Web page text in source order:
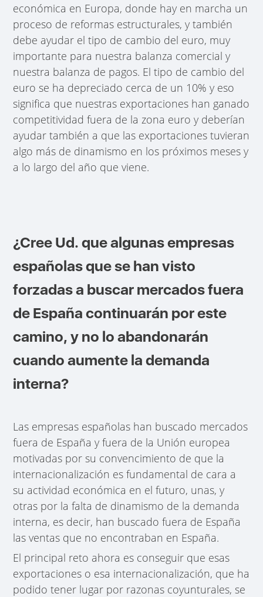
económica en Europa, donde hay en marcha un
proceso de reformas estructurales, y también
debe ayudar el tipo de cambio del euro, muy
importante para nuestra balanza comercial y
nuestra balanza de pagos. El tipo de cambio del
euro se ha depreciado cerca de un 10% y eso
significa que nuestras exportaciones han ganado
competitividad fuera de la zona euro y deberían
ayudar también a que las exportaciones tuvieran
algo más de dinamismo en los próximos meses y
a lo largo del año que viene.
¿Cree Ud. que algunas empresas
españolas que se han visto
forzadas a buscar mercados fuera
de España continuarán por este
camino, y no lo abandonarán
cuando aumente la demanda
interna?
Las empresas españolas han buscado mercados
fuera de España y fuera de la Unión europea
motivadas por su convencimiento de que la
internacionalización es fundamental de cara a
su actividad económica en el futuro, unas, y
otras por la falta de dinamismo de la demanda
interna, es decir, han buscado fuera de España
las ventas que no encontraban en España.
El principal reto ahora es conseguir que esas
exportaciones o esa internacionalización, que ha
podido tener lugar por razonas coyunturales, se